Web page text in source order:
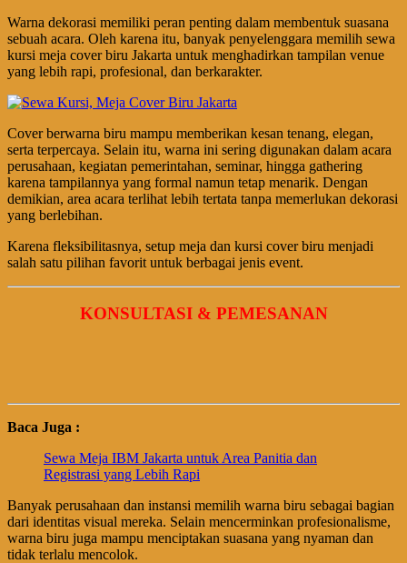
Warna dekorasi memiliki peran penting dalam membentuk suasana
sebuah acara. Oleh karena itu, banyak penyelenggara memilih sewa
kursi meja cover biru Jakarta untuk menghadirkan tampilan venue
yang lebih rapi, profesional, dan berkarakter.
Cover berwarna biru mampu memberikan kesan tenang, elegan,
serta terpercaya. Selain itu, warna ini sering digunakan dalam acara
perusahaan, kegiatan pemerintahan, seminar, hingga gathering
karena tampilannya yang formal namun tetap menarik. Dengan
demikian, area acara terlihat lebih tertata tanpa memerlukan dekorasi
yang berlebihan.
Karena fleksibilitasnya, setup meja dan kursi cover biru menjadi
salah satu pilihan favorit untuk berbagai jenis event.
KONSULTASI & PEMESANAN
Baca Juga :
Sewa Meja IBM Jakarta untuk Area Panitia dan
Registrasi yang Lebih Rapi
Banyak perusahaan dan instansi memilih warna biru sebagai bagian
dari identitas visual mereka. Selain mencerminkan profesionalisme,
warna biru juga mampu menciptakan suasana yang nyaman dan
tidak terlalu mencolok.